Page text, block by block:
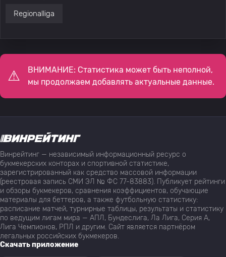
Regionalliga
ВНИМАНИЕ: Статистика может быть неполной,
мы продолжаем добавлять актуальные данные.
Винрейтинг — независимый информационный ресурс о
букмекерских конторах и спортивной статистике,
зарегистрированный как средство массовой информации
(реестровая запись СМИ ЭЛ № ФС 77-83883). Публикует рейтинги
и обзоры букмекеров, сравнения коэффициентов, обучающие
материалы для беттеров, а также футбольную статистику:
расписание матчей, турнирные таблицы, результаты и статистику
по ведущим лигам мира — АПЛ, Бундеслига, Ла Лига, Серия А,
Лига Чемпионов, РПЛ и другим. Сайт является партнёром
легальных российских букмекеров.
Скачать приложение